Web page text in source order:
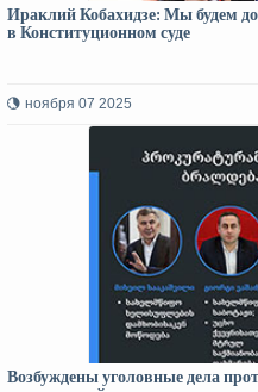
Ираклий Кобахидзе: Мы будем
в Конституционном суде
ноября 07 2025
Возбуждены уголовные дела